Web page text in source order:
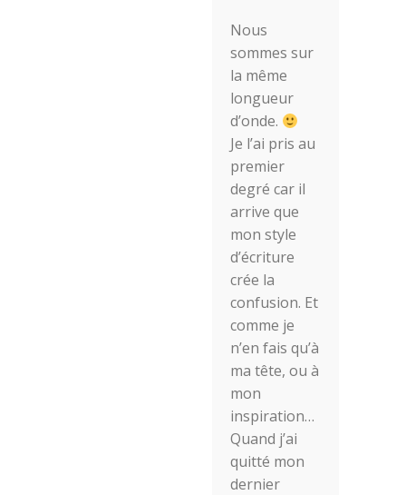
Nous
sommes sur
la même
longueur
d’onde.
Je l’ai pris au
premier
degré car il
arrive que
mon style
d’écriture
crée la
confusion. Et
comme je
n’en fais qu’à
ma tête, ou à
mon
inspiration…
Quand j’ai
quitté mon
dernier